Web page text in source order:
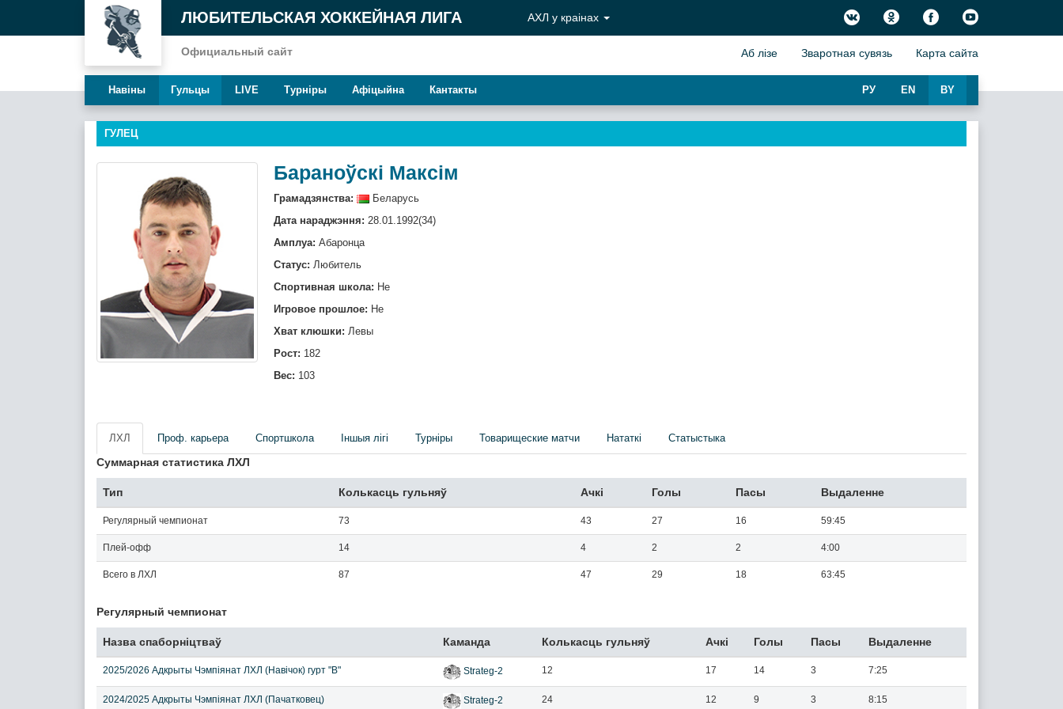
ЛЮБИТЕЛЬСКАЯ ХОККЕЙНАЯ ЛИГА
Официальный сайт
АХЛ у краiнах
Аб лiзе Зваротная сувязь Карта сайта
Навiны Гульцы LIVE Турнiры Афiцыйна Кантакты BY
EN
РУ
ГУЛЕЦ
Бараноўскі Максім
Грамадзянства:
Беларусь
Дата нараджэння: 28.01.1992(34)
Амплуа: Абаронца
Статус: Любитель
Спортивная школа: Не
Игровое прошлое: Не
Хват клюшки: Левы
Рост: 182
Вес: 103
ЛХЛ Проф. карьера Спортшкола Iншыя лігі Турніры Товарищеские матчи Нататкі Статыстыка
Суммарная статистика ЛХЛ
Тип Колькасць гульняў Ачкi Голы Пасы Выдаленне
Регулярный чемпионат 73 43 27 16 59:45
Плей-офф 14 4 2 2 4:00
Всего в ЛХЛ 87 47 29 18 63:45
Регулярный чемпионат
Назва спаборніцтваў Каманда Колькасць гульняў Ачкi Голы Пасы Выдаленне
2025/2026 Адкрыты Чэмпіянат ЛХЛ (Навічок) гурт "В" Strateg-2 12 17 14 3 7:25
2024/2025 Адкрыты Чэмпіянат ЛХЛ (Пачатковец) Strateg-2 24 12 9 3 8:15